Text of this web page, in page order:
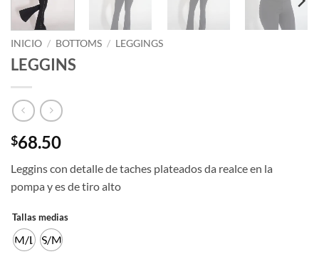
INICIO / BOTTOMS / LEGGINGS
LEGGINS
$68.50
Leggins con detalle de taches plateados da realce en la
pompa y es de tiro alto
Tallas medias
M/L S/M